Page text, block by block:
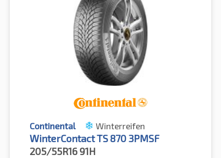
Continental Winterreifen
WinterContact TS 870 3PMSF
205/55R16 91H